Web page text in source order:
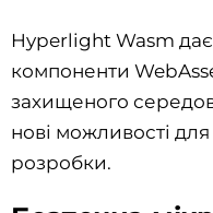
Hyperlight Wasm
компоненти
захищеного
нові можливості
розробки.